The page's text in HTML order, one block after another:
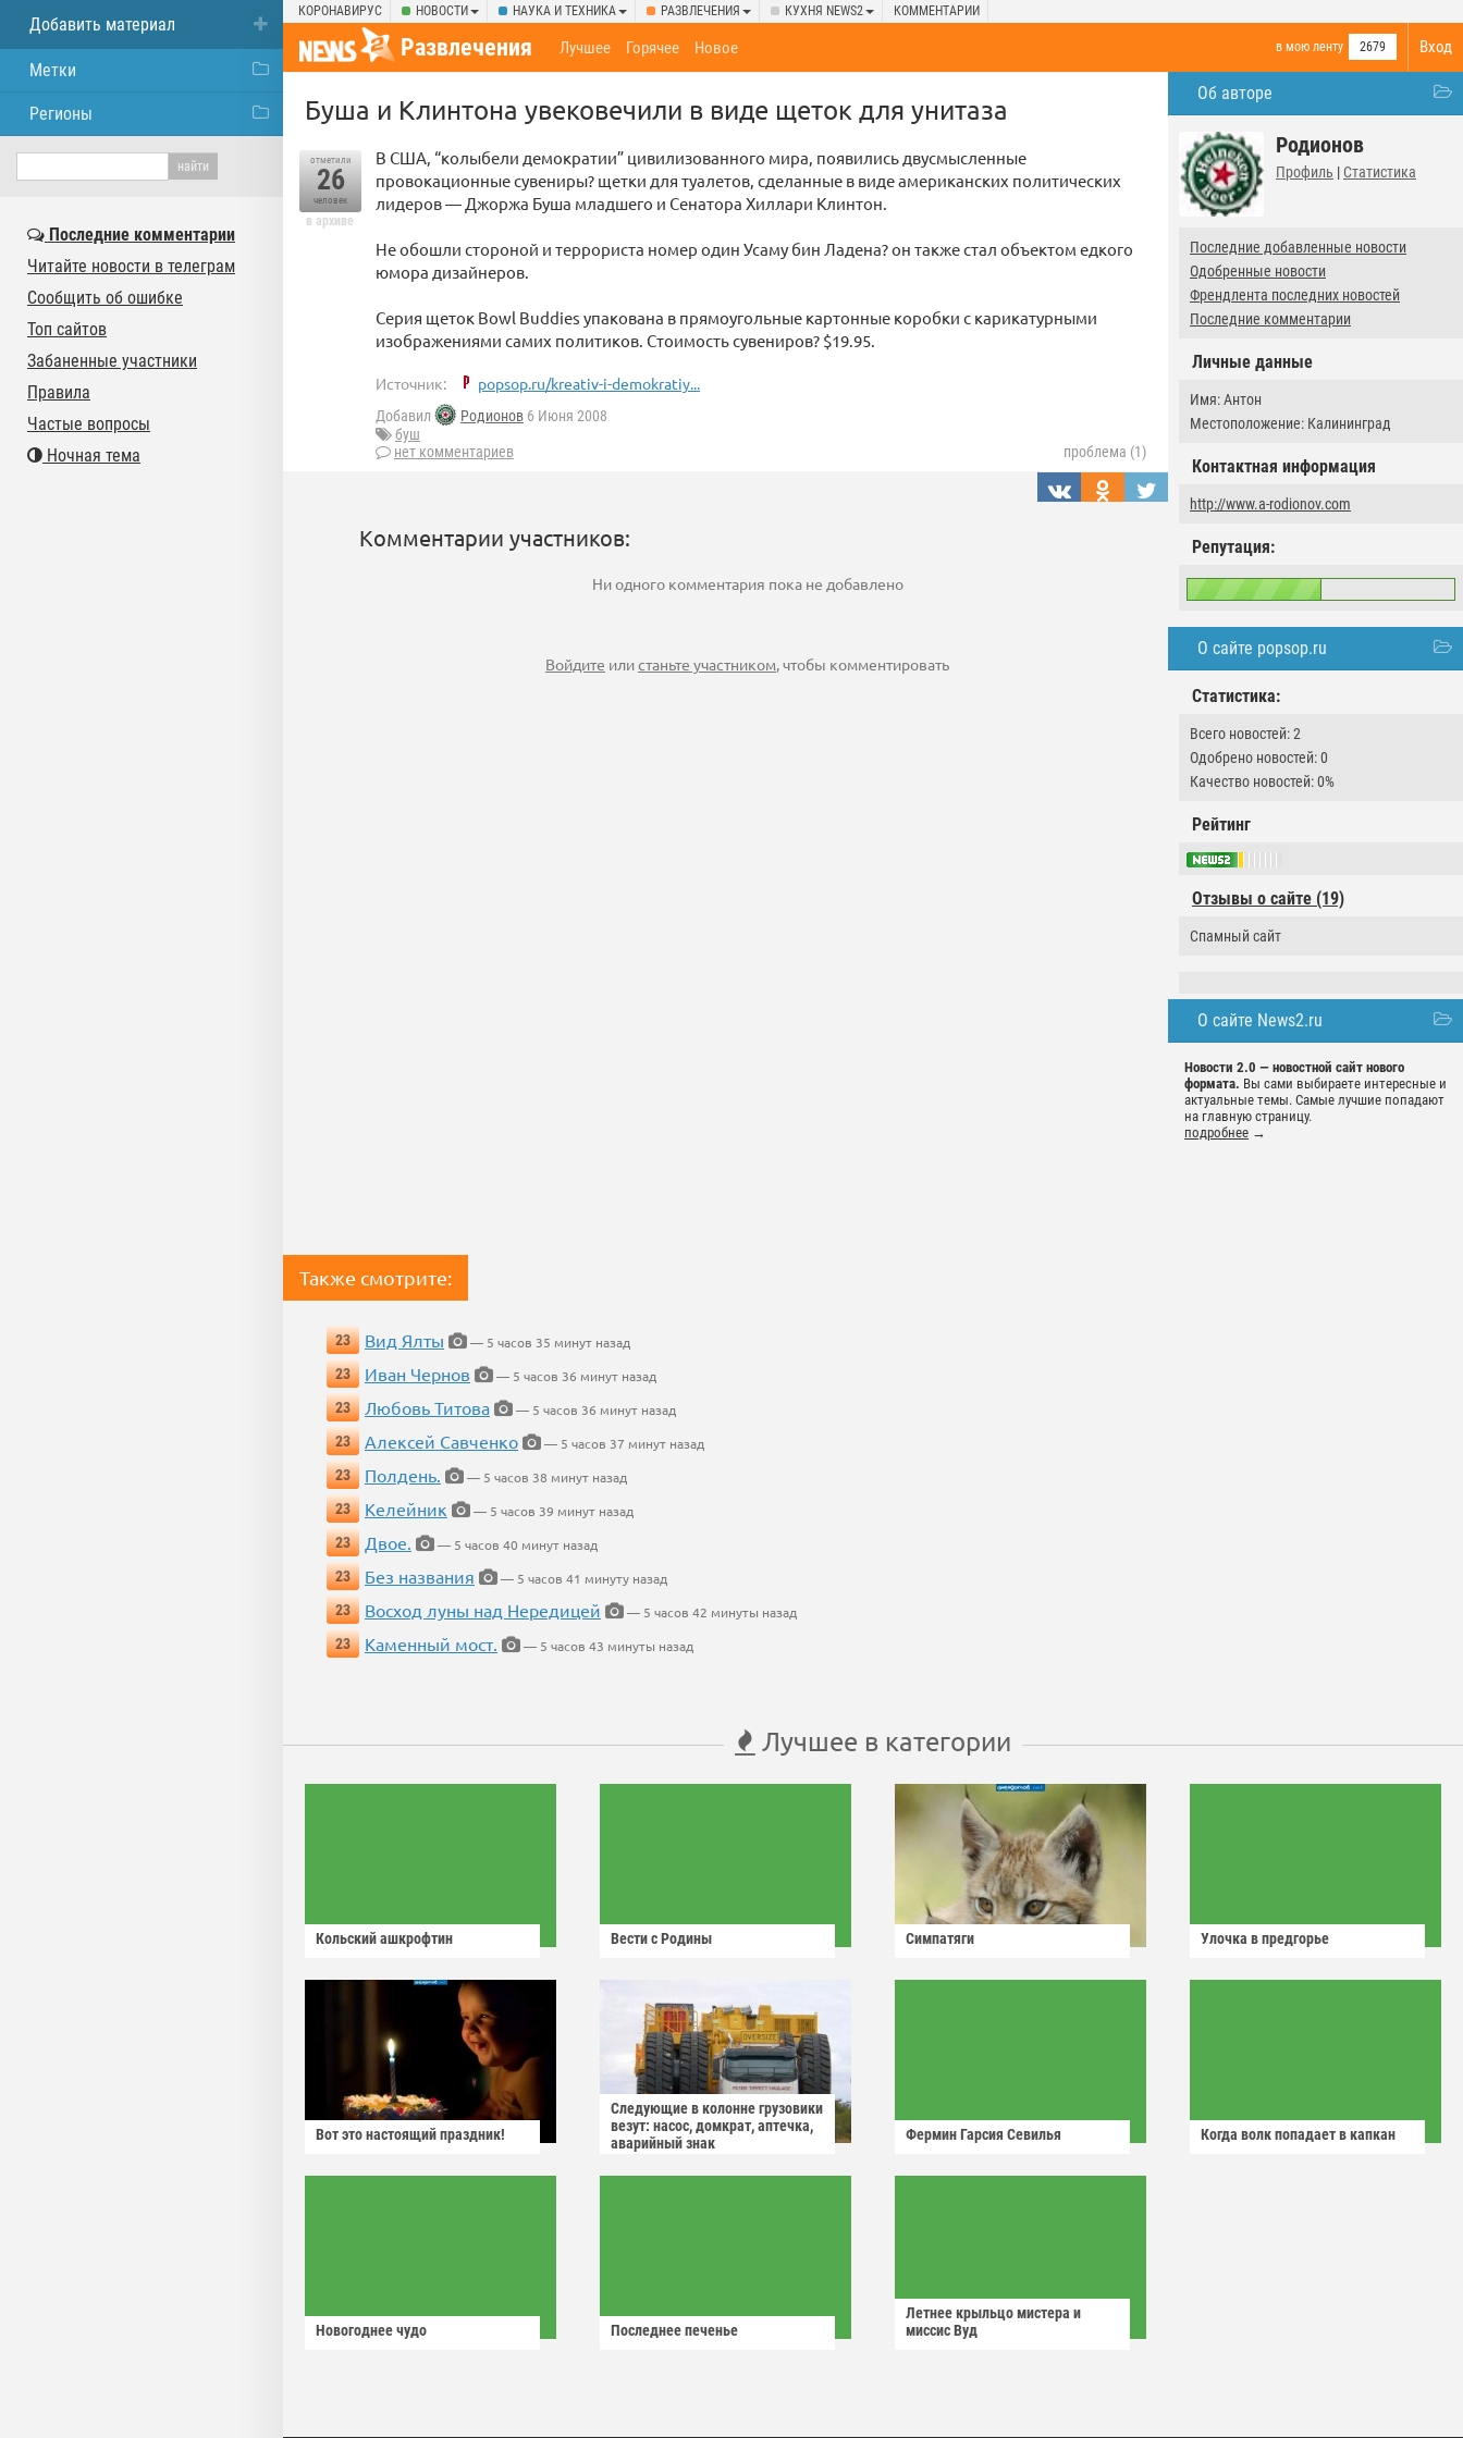
КОРОНАВИРУС НОВОСТИ НАУКА И ТЕХНИКА РАЗВЛЕЧЕНИЯ КУХНЯ NEWS2 КОММЕНТАРИИ
Вход
Развлечения в мою ленту 2679
Лучшее Горячее Новое
Об авторе
Родионов
Профиль | Статистика
Последние добавленные новости
Одобренные новости
Френдлента последних новостей
Последние комментарии
Личные данные
Имя: Антон
Местоположение: Калининград
Контактная информация
http://www.a-rodionov.com
Репутация:
О сайте popsop.ru
Статистика:
Всего новостей: 2
Одобрено новостей: 0
Качество новостей: 0%
Рейтинг
Отзывы о сайте (19)
Спамный сайт
О сайте News2.ru
Новости 2.0 — новостной сайт нового
формата. Вы сами выбираете интересные и
актуальные темы. Самые лучшие попадают
на главную страницу.
подробнее →
Буша и Клинтона увековечили в виде щеток для унитаза
отметили
26
человек
в архиве
В США, “колыбели демократии” цивилизованного мира, появились двусмысленные
провокационные сувениры? щетки для туалетов, сделанные в виде американских политических
лидеров — Джоржа Буша младшего и Сенатора Хиллари Клинтон.
Не обошли стороной и террориста номер один Усаму бин Ладена? он также стал объектом едкого
юмора дизайнеров.
Серия щеток Bowl Buddies упакована в прямоугольные картонные коробки с карикатурными
изображениями самих политиков. Стоимость сувениров? $19.95.
Источник: popsop.ru/kreativ-i-demokratiy...
Добавил Родионов 6 Июня 2008
буш
нет комментариев
проблема (1)
Комментарии участников:
Ни одного комментария пока не добавлено
Войдите илистаньте участником, чтобы комментировать
Также смотрите:
23 Вид Ялты
— 5 часов 35 минут назад
23
Иван Чернов
— 5 часов 36 минут назад
23
Любовь Титова
— 5 часов 36 минут назад
23
Алексей Савченко
— 5 часов 37 минут назад
23
Полдень.
— 5 часов 38 минут назад
23
Келейник
— 5 часов 39 минут назад
23
Двое.
— 5 часов 40 минут назад
23
Без названия
— 5 часов 41 минуту назад
23
Восход луны над Нередицей
— 5 часов 42 минуты назад
23
Каменный мост. — 5 часов 43 минуты назад
Лучшее в категории
Кольский ашкрофтин Вести с Родины Симпатяги Улочка в предгорье
Вот это настоящий праздник!
Следующие в колонне грузовики
везут: насос, домкрат, аптечка,
аварийный знак
Фермин Гарсия Севилья Когда волк попадает в капкан
Новогоднее чудо Последнее печенье
Летнее крыльцо мистера и
миссис Вуд
Добавить материал
Метки
Регионы
Последние комментарии
Читайте новости в телеграм
Сообщить об ошибке
Топ сайтов
Забаненные участники
Правила
Частые вопросы
Ночная тема